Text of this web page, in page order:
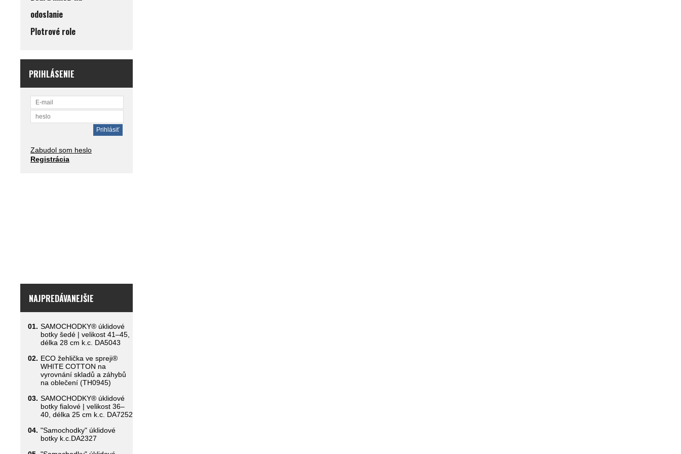
odoslanie
Plotrové role
PRIHLÁSENIE
Zabudol som heslo
Registrácia
NAJPREDÁVANEJŠIE
01. SAMOCHODKY® úklidové
botky šedé | velikost 41–45,
délka 28 cm k.c. DA5043
02. ECO žehlička ve spreji®
WHITE COTTON na
vyrovnání skladů a záhybů
na oblečení (TH0945)
03. SAMOCHODKY® úklidové
botky fialové | velikost 36–
40, délka 25 cm k.c. DA7252
04. "Samochodky" úklidové
botky k.c.DA2327